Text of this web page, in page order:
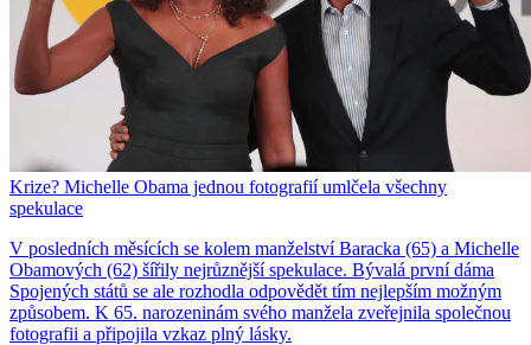
Krize? Michelle Obama jednou fotografií umlčela všechny
spekulace
V posledních měsících se kolem manželství Baracka (65) a Michelle
Obamových (62) šířily nejrůznější spekulace. Bývalá první dáma
Spojených států se ale rozhodla odpovědět tím nejlepším možným
způsobem. K 65. narozeninám svého manžela zveřejnila společnou
fotografii a připojila vzkaz plný lásky.